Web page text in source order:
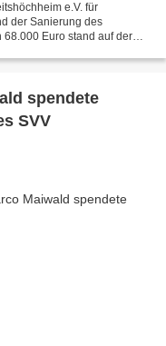
e.V. für
der Sanierung des
Euro stand auf der
spendete
SVV